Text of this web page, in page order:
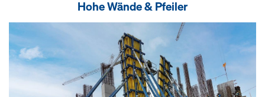
Hohe Wände & Pfeiler